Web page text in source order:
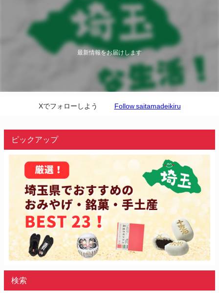
最新情報をお届けします
Xでフォローしよう Follow saitamadeikiru
ピックアップ
検索